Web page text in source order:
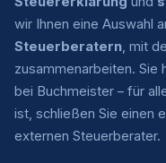
wir Ihnen eine Auswahl
Steuerberatern, mit
zusammenarbeiten. Sie
bei Buchmeister – für
ist, schließen Sie einen
externen Steuerberater.